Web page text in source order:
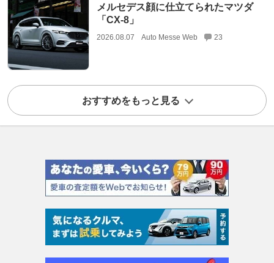
メルセデス顔に仕立てられたマツダ
「CX-8」
2026.08.07 Auto Messe Web 23
おすすめをもっと見る